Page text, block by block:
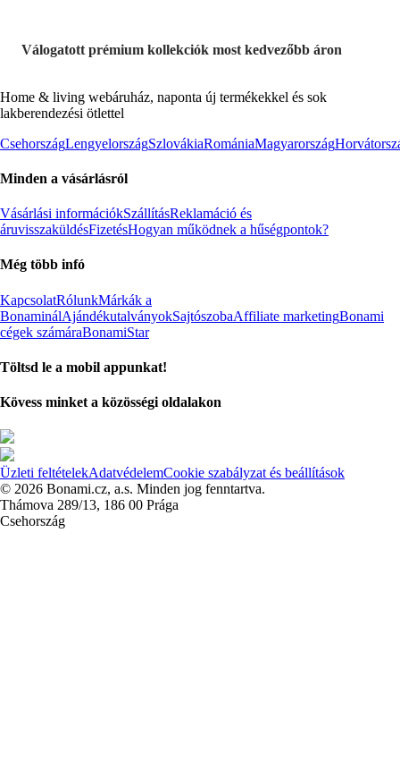
Válogatott prémium kollekciók most kedvezőbb áron
Home & living webáruház, naponta új termékekkel és sok
lakberendezési ötlettel
CsehországLengyelországSzlovákiaRomániaMagyarország
Minden a vásárlásról
Vásárlási információkSzállításReklamáció és
áruvisszaküldésFizetésHogyan működnek a hűségpontok?
Még több infó
KapcsolatRólunkMárkák a
BonaminálAjándékutalványokSajtószobaAffiliate marketingBonami
cégek számáraBonamiStar
Töltsd le a mobil appunkat!
Kövess minket a közösségi oldalakon
Üzleti feltételekAdatvédelemCookie szabályzat és beállítások
© 2026 Bonami.cz, a.s. Minden jog fenntartva.
Thámova 289/13, 186 00 Prága
Csehország